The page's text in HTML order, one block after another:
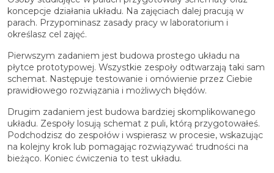
koncepcje działania układu. Na zajęciach dalej pracują w
parach. Przypominasz zasady pracy w laboratorium i
określasz cel zajęć.
Pierwszym zadaniem jest budowa prostego układu na
płytce prototypowej. Wszystkie zespoły odtwarzają taki sam
schemat. Następuje testowanie i omówienie przez Ciebie
prawidłowego rozwiązania i możliwych błędów.
Drugim zadaniem jest budowa bardziej skomplikowanego
układu. Zespoły losują schemat z puli, którą przygotowałeś.
Podchodzisz do zespołów i wspierasz w procesie, wskazując
na kolejny krok lub pomagając rozwiązywać trudności na
bieżąco. Koniec ćwiczenia to test układu.